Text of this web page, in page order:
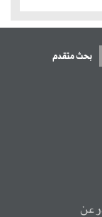
بحث متقدم
عن